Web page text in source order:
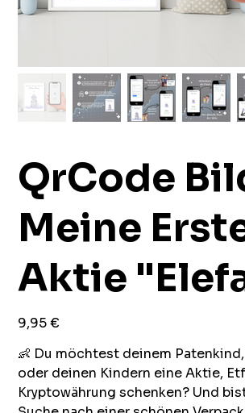
QrCode
Meine
Aktie
Preis
9,95 €
👶 Du möchtest deinem
oder deinen Kindern eine Aktie,
Kryptowährung schenken? Und